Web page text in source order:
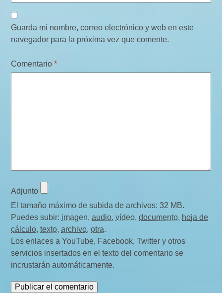
Guarda mi nombre, correo electrónico y web en este
navegador para la próxima vez que comente.
Comentario*
Adjunto
El tamaño máximo de subida de archivos: 32 MB.
Puedes subir: imagen,audio,vídeo,documento, hoja de
cálculo,texto,archivo,otra.
Los enlaces a YouTube, Facebook, Twitter y otros
servicios insertados en el texto del comentario se
incrustarán automáticamente.